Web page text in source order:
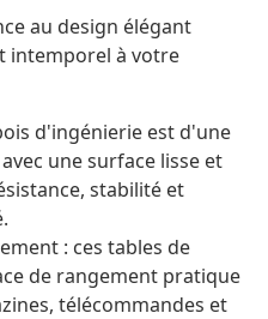
au design élégant
intemporel à votre
d'ingénierie est d'une
une surface lisse et
stabilité et
: ces tables de
de rangement pratique
télécommandes et